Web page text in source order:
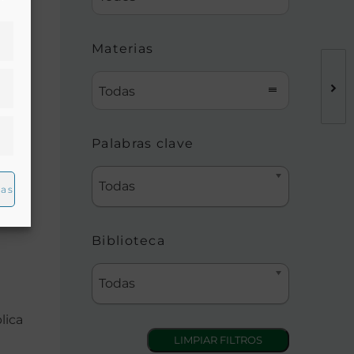
Materias
Todas
Palabras clave
Todas
Biblioteca
Todas